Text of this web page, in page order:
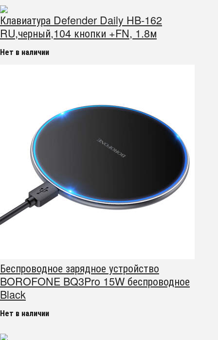
Клавиатура Defender Daily HB-162
RU,черный,104 кнопки +FN, 1.8м
Нет в наличии
Беспроводное зарядное устройство
BOROFONE BQ3Pro 15W беспроводное
Black
Нет в наличии